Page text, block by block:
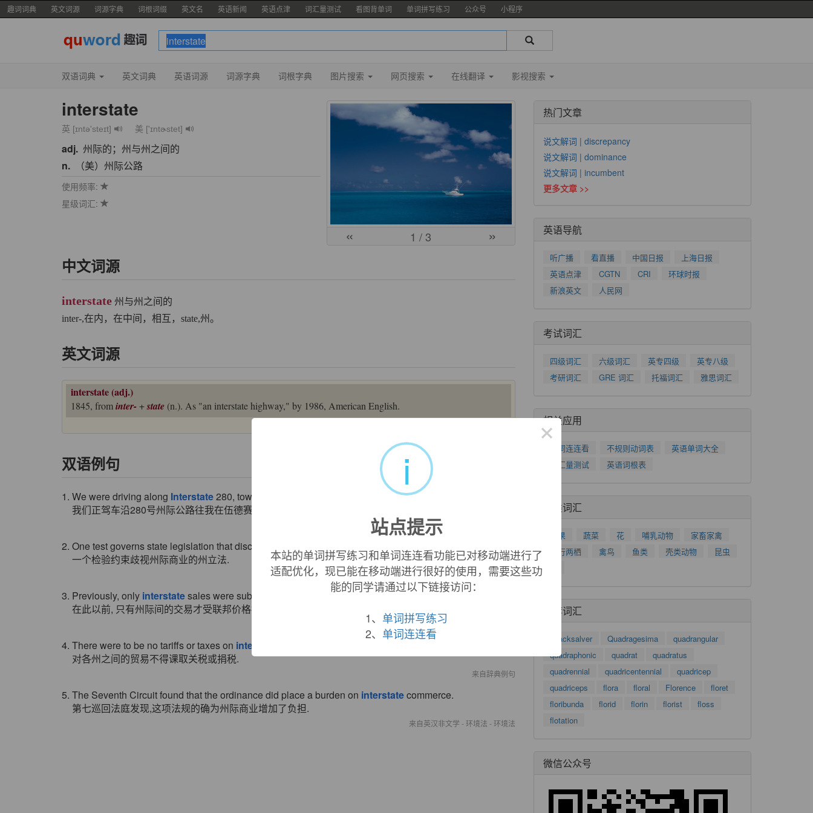
趣词词典 英文词源 词源字典 词根词缀 英文名 英语新闻 英语点津 词汇量测试 看图背单词 单词拼写练习 公众号 小程序
双语词典 英文词典 英语词源 词源字典 词根字典 图片搜索 网页搜索 在线翻译 影视搜索
interstate
英 [ɪntə'steɪt] 美 ['ɪntɚstet]
adj. 州际的；州与州之间的
n.
（美）州际公路
使用频率:
星级词汇:
« 1 / 3 »
中文词源
interstate 州与州之间的
inter-,在内，在中间，相互，state,州。
英文词源
interstate (adj.)
1845, frominter-+state (n.). As "an interstate highway," by 1986, American English.
双语例句
1. We were driving along Interstate280, toward my home in Woodside.
我们正驾车沿280号州际公路往我在伍德赛德的家行驶。
2. One test governs state legislation that discriminates against
一个检验约束歧视州际商业的州立法.
来自英汉非文学 - 环境法 - 环境法
3. Previously, only interstatesales were subject to federal price controls.
在此以前, 只有州际间的交易才受联邦价格控制的支配.
4. There were to be no tariffs or taxes on interstate
对各州之间的贸易不得课取关税或捐税.
来自辞典例句
5. The Seventh Circuit found that the ordinance did place a burden on interstatecommerce.
第七巡回法庭发现,这项法规的确为州际商业增加了负担.
来自英汉非文学 - 环境法 - 环境法
热门文章
说文解词 | discrepancy
说文解词 | dominance
说文解词 | incumbent
更多文章 >>
英语导航
听广播 看直播 中国日报
上海日报
英语点津
CGTN CRI
环球时报
新浪英文
人民网
考试词汇
四级词汇 六级词汇 英专四级
英专八级
考研词汇
GRE 词汇 托福词汇 雅思词汇
相关应用
单词连连看 不规则动词表
英语单词大全
词汇量测试
英语词根表
分类词汇
水果 蔬菜 花 哺乳动物
家畜家禽
爬行两栖
禽鸟 鱼类 壳类动物
昆虫
推荐词汇
quacksalver Quadragesima
quadrangular
quadraphonic
quadrat
quadratus
quadrennial
quadricentennial
quadricep
quadriceps
flora floral Florence
floret
floribunda
florid florin florist
floss
flotation
微信公众号
×
i
站点提示
本站的单词拼写练习和单词连连看功能已对移动端进行了
适配优化，现已能在移动端进行很好的使用，需要这些功
能的同学请通过以下链接访问：
1、 单词拼写练习
2、 单词连连看